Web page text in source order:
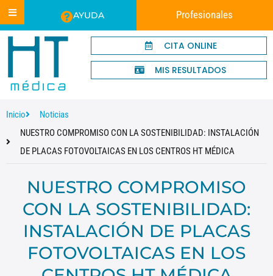
AYUDA Profesionales
CITA ONLINE
MIS RESULTADOS
Inicio
Noticias
NUESTRO COMPROMISO CON LA SOSTENIBILIDAD: INSTALACIÓN
DE PLACAS FOTOVOLTAICAS EN LOS CENTROS HT MÉDICA
NUESTRO COMPROMISO
CON LA SOSTENIBILIDAD:
INSTALACIÓN DE PLACAS
FOTOVOLTAICAS EN LOS